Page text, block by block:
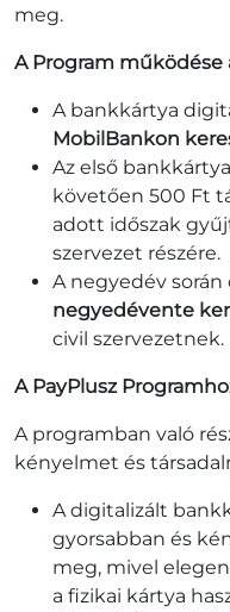
meg.
A Program
A bankkártya
MobilBankon
Az első
követően 500 Ft
adott időszak
szervezet részére.
A negyedév
negyedévente
civil szervezetnek.
A PayPlusz
A programban való
kényelmet és
A digitalizált
gyorsabban és
meg, mivel
a fizikai kártya